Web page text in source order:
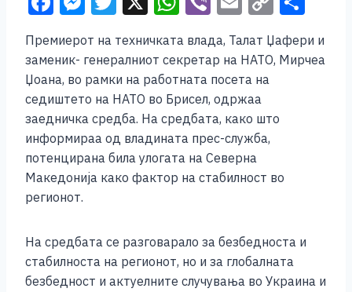
c
e
b
o
o
k
ss
e
n
g
er
tt
er
at
s
A
p
p
er ai
l
o
p
n
ar
Премиерот на техничката влада, Талат Џафери и
заменик- генералниот секретар на НАТО, Мирчеа
Џоана, во рамки на работната посета на
седиштето на НАТО во Брисел, одржаа
заедничка средба. На средбата, како што
информираа од владината прес-служба,
потенцирана била улогата на Северна
Македонија како фактор на стабилност во
регионот.
На средбата се разговарало за безбедноста и
стабилноста на регионот, но и за глобалната
безбедност и актуелните случувања во Украина и